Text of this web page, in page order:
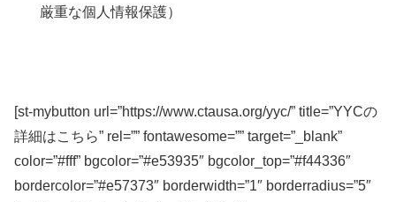
厳重な個人情報保護）
[st-mybutton url=”https://www.ctausa.org/yyc/” title=”YYCの
詳細はこちら” rel=”” fontawesome=”” target=”_blank”
color=”#fff” bgcolor=”#e53935″ bgcolor_top=”#f44336″
bordercolor=”#e57373″ borderwidth=”1″ borderradius=”5″